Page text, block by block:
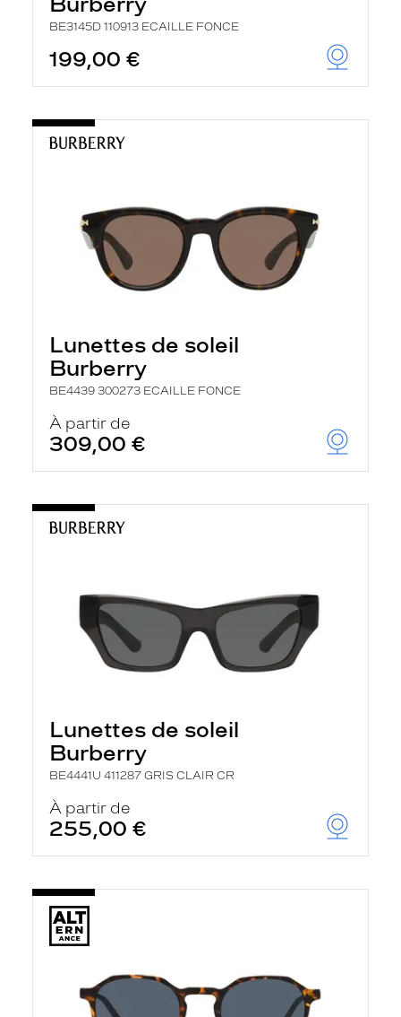
BE3145D 110913 ECAILLE FONCE
199,00 €
Lunettes de soleil
Burberry
BE4439 300273 ECAILLE FONCE
À partir de
309,00 €
Lunettes de soleil
Burberry
BE4441U 411287 GRIS CLAIR CR
À partir de
255,00 €